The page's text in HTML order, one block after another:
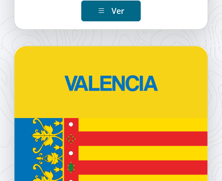
Ver